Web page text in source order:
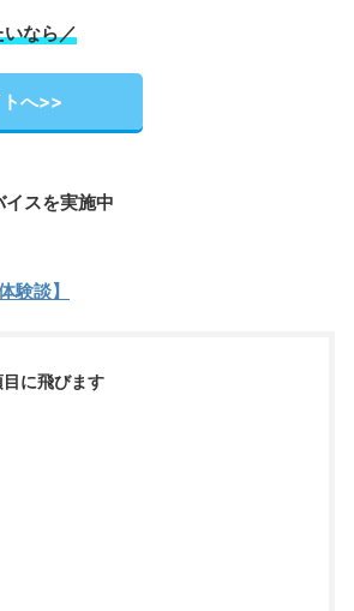
なら／
へ>>
スを実施中
験談】
に飛びます